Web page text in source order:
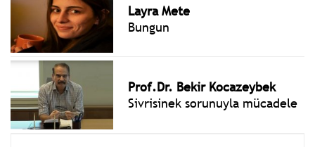
Layra Mete
Bungun
Prof.Dr. Bekir Kocazeybek
Sivrisinek sorunuyla mücadele